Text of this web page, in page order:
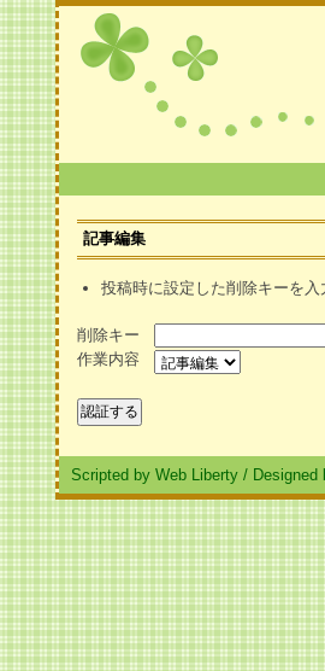
記事編集
投稿時に設定した削除キーを入
削除キー
作業内容
Scripted by Web Liberty / Designed